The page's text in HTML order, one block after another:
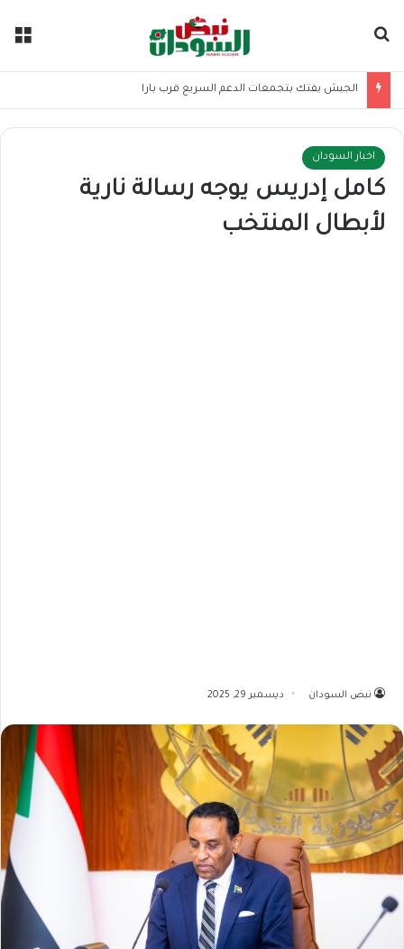
الجيش يفتك بتجمعات الدعم السريع قرب بارا
اخبار السودان
كامل إدريس يوجه رسالة نارية
لأبطال المنتخب
نبض السودان ديسمبر 29, 2025